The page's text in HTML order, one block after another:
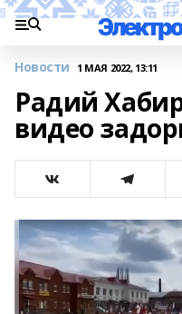
Новости 1 МАЯ 2022, 13:11
Радий
видео